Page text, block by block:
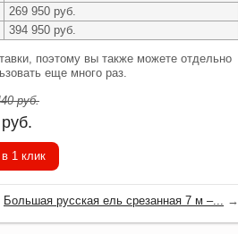
269 950 руб.
394 950 руб.
поэтому вы также можете отдельно
еще много раз.
руб.
руб.
1 клик
Большая русская ель срезанная 7 м –... →